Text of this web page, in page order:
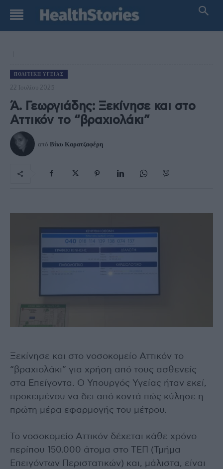
ΠΟΛΙΤΙΚΉ ΥΓΕΊΑΣ
22 Ιουλίου 2025
Ά. Γεωργιάδης: Ξεκίνησε και στο
Αττικόν το “βραχιολάκι”
από Βίκυ Καρατζαφέρη
Ξεκίνησε και στο νοσοκομείο Αττικόν το
“βραχιολάκι” για χρήση από τους ασθενείς
στα Επείγοντα. Ο Υπουργός Υγείας ήταν εκεί,
προκειμένου να δει από κοντά πώς κύλησε η
πρώτη μέρα εφαρμογής του μέτρου.
Το νοσοκομείο Αττικόν δέχεται κάθε χρόνο
περίπου 150.000 άτομα στο ΤΕΠ (Τμήμα
Επειγόντων Περιστατικών) και, μάλιστα, είναι